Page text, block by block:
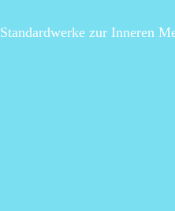
zur Inneren